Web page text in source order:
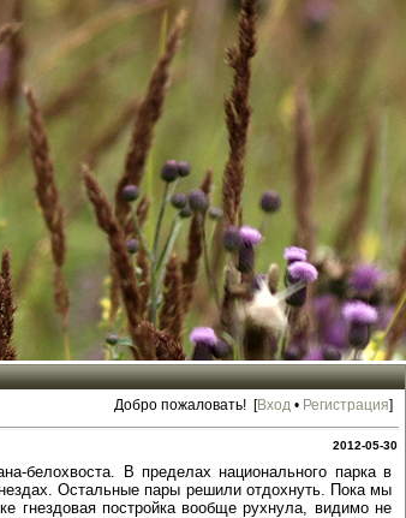
Добро пожаловать! [Вход • Регистрация]
2012-05-30
белохвоста. В пределах национального парка в
Остальные пары решили отдохнуть. Пока мы
гнездовая постройка вообще рухнула, видимо не